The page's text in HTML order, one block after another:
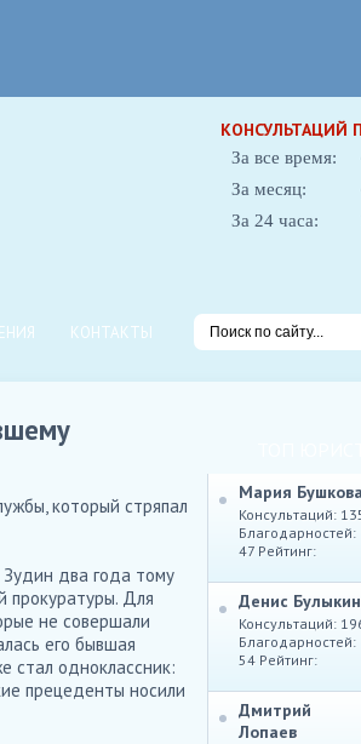
КОНСУЛЬТАЦИЙ
За все время:
За месяц:
За 24 часа:
КОНТАКТЫ
который стряпал
два года тому
прокуратуры. Для
не совершали
его бывшая
стал одноклассник:
прецеденты носили
Мария Бушкова
Консультаций:
Благодарностей:
47 Рейтинг:
Денис Булыкин
Консультаций:
Благодарностей:
54 Рейтинг:
Дмитрий
Лопаев